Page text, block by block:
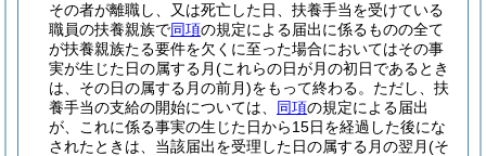
その者が離職し、又は死亡した日、扶養手当を受けている
職員の扶養親族で同項の規定による届出に係るものの全て
が扶養親族たる要件を欠くに至った場合においてはその事
実が生じた日の属する月(これらの日が月の初日であるとき
は、その日の属する月の前月)をもって終わる。 ただし、扶
養手当の支給の開始については、 同項の規定による届出
が、これに係る事実の生じた日から15日を経過した後にな
されたときは、当該届出を受理した日の属する月の翌月(そ